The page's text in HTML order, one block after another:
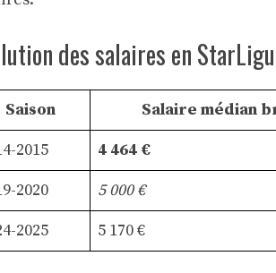
des salaires en
Saison Salaire médian
2015
4 464 €
2020
5 000 €
2025
5 170 €